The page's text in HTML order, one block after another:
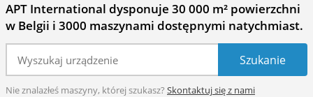
APT International dysponuje 30 000 m² powierzchni
w Belgii i 3000 maszynami dostępnymi natychmiast.
Nie znalazłeś maszyny, której szukasz? Skontaktuj się z nami